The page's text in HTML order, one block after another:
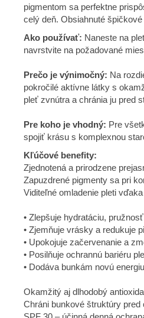
pigmentom sa perfektne
celý deň. Obsiahnuté
Ako používať: Naneste na
navrstvite na požadované
Prečo je výnimočný: Na
pokročilé aktívne látky s
pleť zvnútra a chránia ju pred
Pre koho je vhodný: Pre
spojiť krásu s komplexnou
Kľúčové benefity:
Zjednotená a prirodzene
Zapuzdrené pigmenty sa pri
Viditeľné omladenie pleti
• Zlepšuje hydratáciu,
• Zjemňuje vrásky a redukuje
• Upokojuje začervenanie a
• Posilňuje ochrannú bariéru
• Dodáva bunkám novú energiu
Okamžitý aj dlhodobý
Chráni bunkové štruktúry